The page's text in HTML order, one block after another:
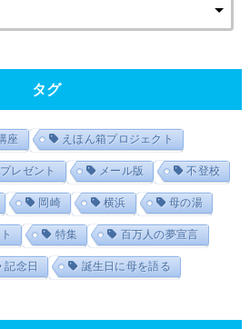
タグ
座 えほん箱プロジェクト
プレゼント メール版 不登校
岡崎 横浜 母の湯
特集 百万人の夢宣言
記念日 誕生日に母を語る